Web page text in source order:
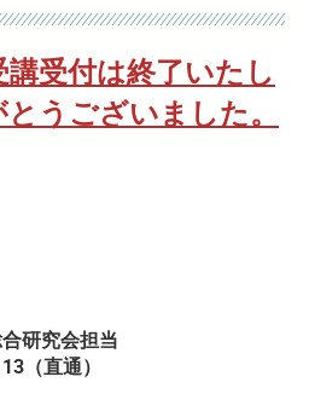
受付は終了いたし
うございました。
総合研究会担当
（直通）